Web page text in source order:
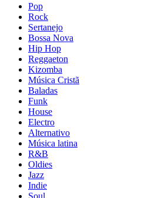
Pop
Rock
Sertanejo
Bossa Nova
Hip Hop
Reggaeton
Kizomba
Música Cristã
Baladas
Funk
House
Electro
Alternativo
Música latina
R&B
Oldies
Jazz
Indie